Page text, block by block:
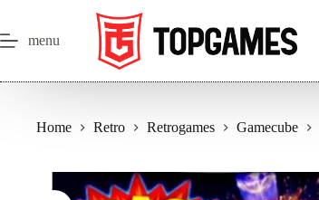
contenuto
menu
Home Retro Retrogames Gamecube